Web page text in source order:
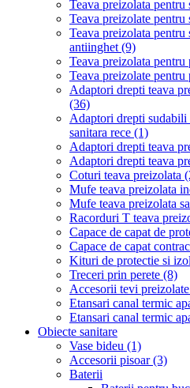
Teava preizolata pentru
Teava preizolate pentru
Teava preizolata pentru
antiinghet (9)
Teava preizolata pentru
Teava preizolate
Adaptori drepti teava
(36)
Adaptori drepti sudabili
sanitara rece (1)
Adaptori drepti teava
Adaptori drepti teava
Coturi teava preizolata
Mufe teava preizolata
Mufe teava preizolata
Racorduri T teava
Capace de capat de
Capace de capat
Kituri de protectie si
Treceri prin perete (8)
Accesorii tevi
Etansari canal termic
Etansari canal termic
Obiecte sanitare
Vase bideu (1)
Accesorii pisoar(3)
Baterii